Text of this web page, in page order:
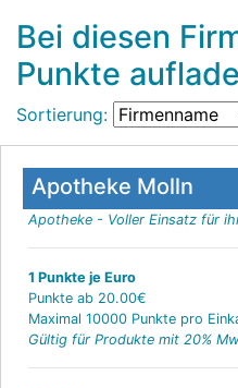
Bei diesen
Punkte
Sortierung:
Apotheke Molln
Apotheke - Voller Einsatz für
1 Punkte je Euro
Punkte ab 20.00€
Maximal 10000 Punkte pro
Gültig für Produkte mit 20%